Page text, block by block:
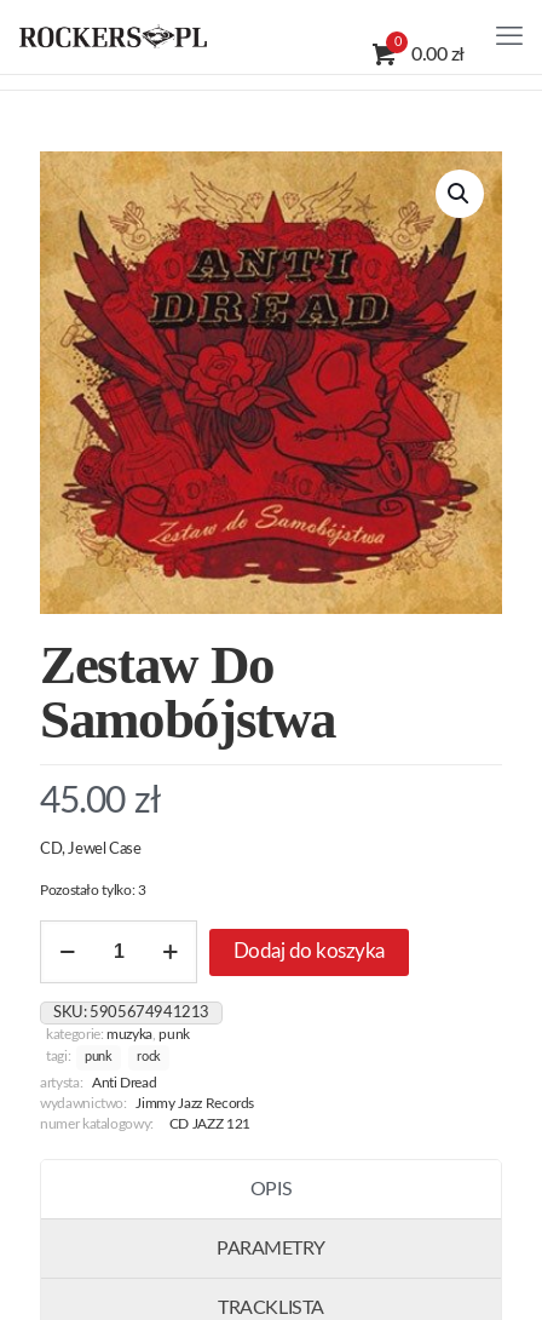
0
0.00 zł
Zestaw Do
Samobójstwa
45.00 zł
CD, Jewel Case
Pozostało tylko: 3
Zestaw
Samobójstwa
Dodaj do koszyka
SKU: 5905674941213
kategorie:muzyka,punk
tagi:
punk rock
artysta:
Anti Dread
wydawnictwo:
Jimmy Jazz Records
numer katalogowy:
CD JAZZ 121
OPIS
PARAMETRY
TRACKLISTA